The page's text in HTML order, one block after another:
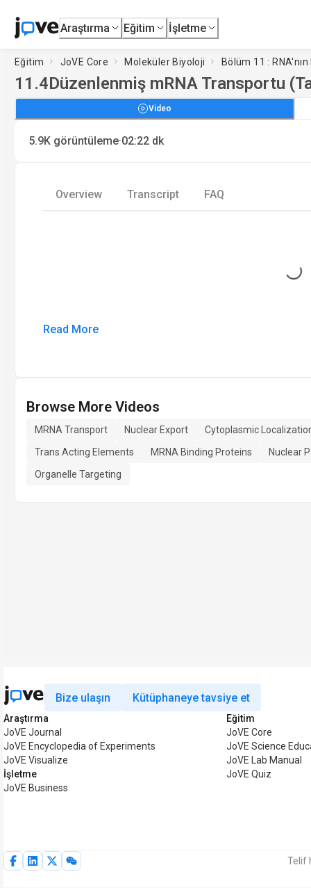
Araştırma Eğitim İşletme
Eğitim JoVE Core Moleküler Biyoloji Bölüm 11 :
11.4Düzenlenmiş mRNA Transportu
Video
5.9K görüntüleme·02:22 dk
Overview Transcript FAQ
Loading...
Read More
Browse More Videos
MRNA Transport Nuclear Export
Cytoplasmic
Trans Acting Elements
MRNA Binding Proteins
Nuclear
Organelle Targeting
Bize ulaşın Kütüphaneye tavsiye et
Araştırma
JoVE Journal
JoVE Encyclopedia of Experiments
JoVE Visualize
İşletme
JoVE Business
Eğitim
JoVE Core
JoVE Science
JoVE Lab Manual
JoVE Quiz
Telif